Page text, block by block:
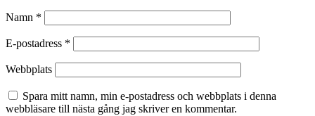
Namn *
E-postadress *
Webbplats
Spara mitt namn, min e-postadress och webbplats i denna
webbläsare till nästa gång jag skriver en kommentar.